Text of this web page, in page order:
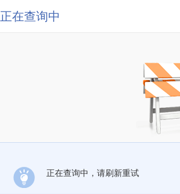
正在查询中
正在查询中，请刷新重试